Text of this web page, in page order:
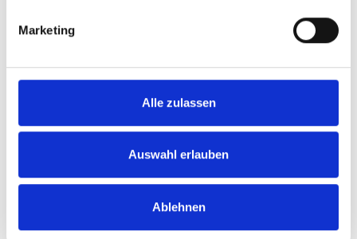
Marketing
Alle zulassen
Auswahl erlauben
Ablehnen
Box" Nektart Wine - a
Durchschnittliche Bewertung von 5
Inhalt:2,25 Liter(13,33 € / 1 Liter)
UVP
30,00 €
BESTELLEN